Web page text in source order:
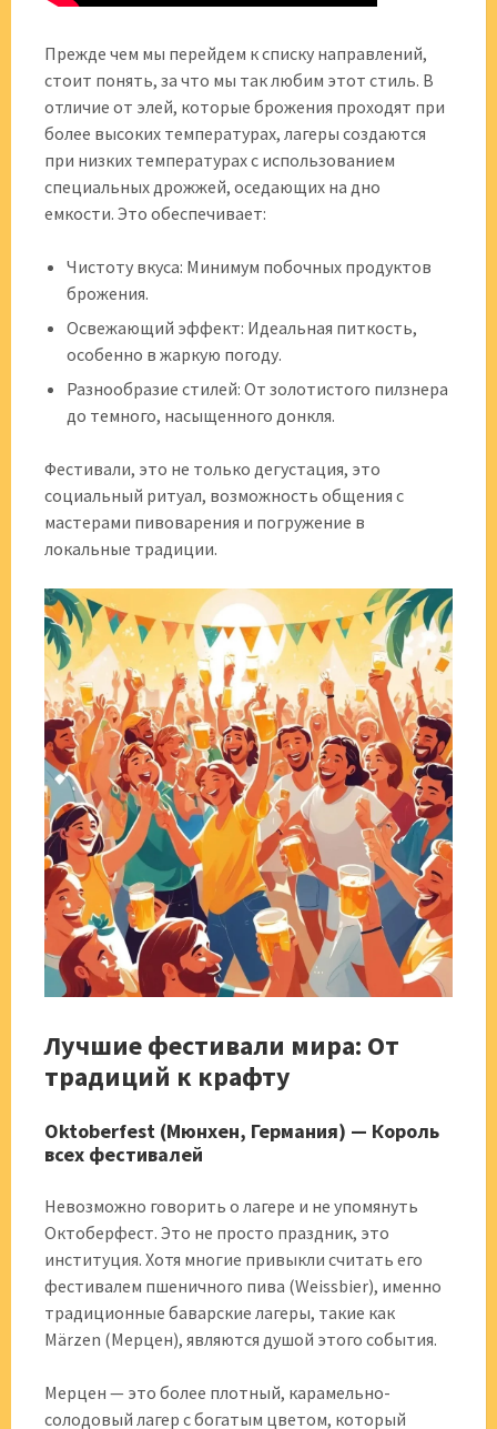
Прежде чем мы перейдем к списку направлений,
стоит понять, за что мы так любим этот стиль. В
отличие от элей, которые брожения проходят при
более высоких температурах, лагеры создаются
при низких температурах с использованием
специальных дрожжей, оседающих на дно
емкости. Это обеспечивает:
Чистоту вкуса: Минимум побочных продуктов
брожения.
Освежающий эффект: Идеальная питкость,
особенно в жаркую погоду.
Разнообразие стилей: От золотистого пилзнера
до темного, насыщенного донкля.
Фестивали, это не только дегустация, это
социальный ритуал, возможность общения с
мастерами пивоварения и погружение в
локальные традиции.
Лучшие фестивали мира: От
традиций к крафту
Oktoberfest (Мюнхен, Германия) — Король
всех фестивалей
Невозможно говорить о лагере и не упомянуть
Октоберфест. Это не просто праздник, это
институция. Хотя многие привыкли считать его
фестивалем пшеничного пива (Weissbier), именно
традиционные баварские лагеры, такие как
Märzen (Мерцен), являются душой этого события.
Мерцен — это более плотный, карамельно-
солодовый лагер с богатым цветом, который